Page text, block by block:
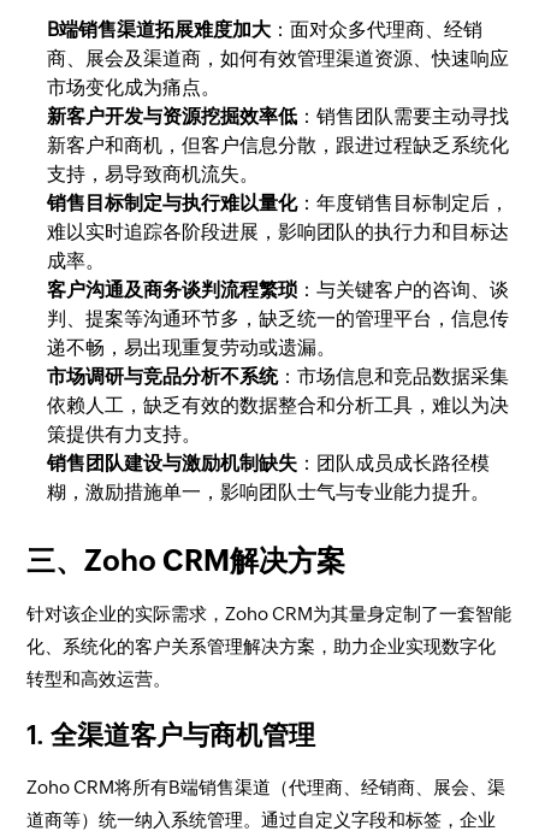
B端销售渠道拓展难度加大 ：面对众多代理商、经销
商、展会及渠道商，如何有效管理渠道资源、快速响应
市场变化成为痛点。
新客户开发与资源挖掘效率低 ：销售团队需要主动寻找
新客户和商机，但客户信息分散，跟进过程缺乏系统化
支持，易导致商机流失。
销售目标制定与执行难以量化：年度销售目标制定后，
难以实时追踪各阶段进展，影响团队的执行力和目标达
成率。
客户沟通及商务谈判流程繁琐 ：与关键客户的咨询、谈
判、提案等沟通环节多，缺乏统一的管理平台，信息传
递不畅，易出现重复劳动或遗漏。
市场调研与竞品分析不系统：市场信息和竞品数据采集
依赖人工，缺乏有效的数据整合和分析工具，难以为决
策提供有力支持。
销售团队建设与激励机制缺失 ：团队成员成长路径模
糊，激励措施单一，影响团队士气与专业能力提升。
三、Zoho CRM解决方案
针对该企业的实际需求，Zoho CRM为其量身定制了一套智能
化、系统化的客户关系管理解决方案，助力企业实现数字化
转型和高效运营。
1. 全渠道客户与商机管理
Zoho CRM将所有B端销售渠道（代理商、经销商、展会、渠
道商等）统一纳入系统管理。通过自定义字段和标签，企业